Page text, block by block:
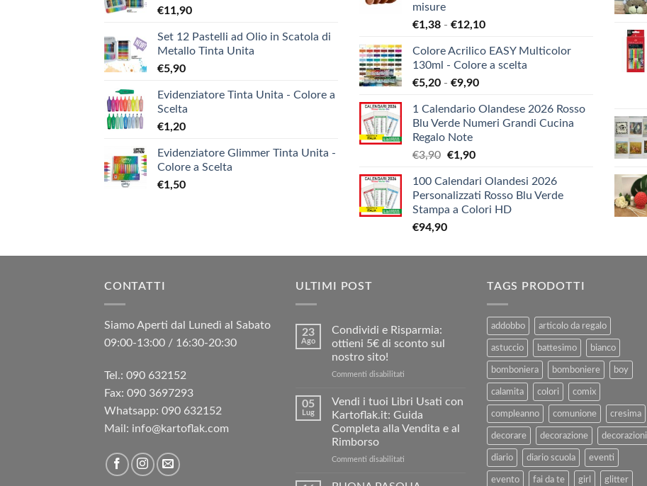
€11,90
Set 12 Pastelli ad Olio in Scatola di
Metallo Tinta Unita
€5,90
Evidenziatore Tinta Unita - Colore a
Scelta
€1,20
Evidenziatore Glimmer Tinta Unita -
Colore a Scelta
€1,50
misure
€1,38 - €12,10Fascia
prezzo:
da
€12,10
Colore Acrilico EASY Multicolor
130ml - Colore a scelta
€5,20 - €9,90Fascia
prezzo:
da
1 Calendario Olandese 2026 Rosso
Blu Verde Numeri Grandi Cucina
Regalo Note
€3,90 Il
originale
era:
€3,90.
€1,90Il
attuale
è:
€1,90.
100 Calendari Olandesi 2026
Personalizzati Rosso Blu Verde
Stampa a Colori HD
€94,90
CONTATTI
Siamo Aperti dal Lunedì al Sabato
09:00-13:00 / 16:30-20:30
Tel.: 090 632152
Fax: 090 3697293‬
Whatsapp: 090 632152
Mail: info@kartoflak.com
ULTIMI POST
23
Ago
Condividi e Risparmia:
ottieni 5€ di sconto sul
nostro sito!
Commenti disabilitati
Risparmia:
5€
nostro
05
Lug
Vendi i tuoi Libri Usati con
Kartoflak.it: Guida
Completa alla Vendita e al
Rimborso
Commenti disabilitati
i
TAGS PRODOTTI
addobbo articolo da regalo
astuccio battesimo bianco
bomboniera bomboniere boy
calamita colori comix
compleanno comunione cresima
decorare decorazione decorazioni
diario diario scuola eventi
evento fai da te girl glitter